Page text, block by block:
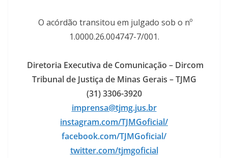
O acórdão transitou em julgado sob o nº
1.0000.26.004747-7/001.
Diretoria Executiva de Comunicação – Dircom
Tribunal de Justiça de Minas Gerais – TJMG
(31) 3306-3920
imprensa@tjmg.jus.br
instagram.com/TJMGoficial/
facebook.com/TJMGoficial/
twitter.com/tjmgoficial